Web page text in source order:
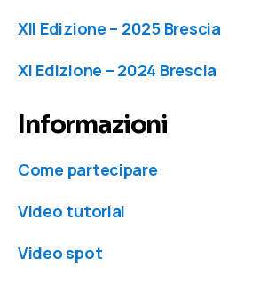
XII Edizione – 2025 Brescia
XI Edizione – 2024 Brescia
Informazioni
Come partecipare
Video tutorial
Video spot